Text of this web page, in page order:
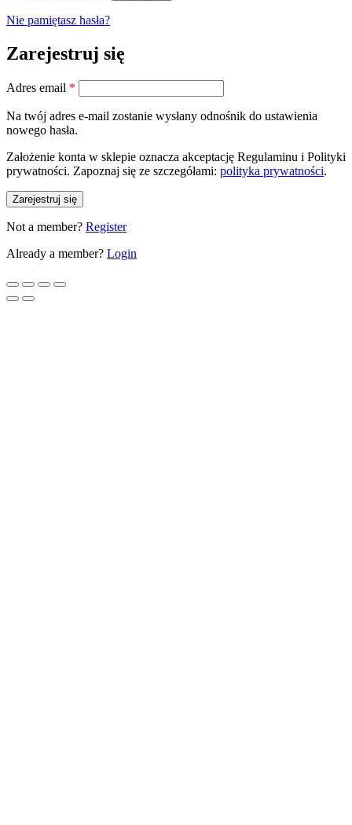
Nie pamiętasz hasła?
Zarejestruj się
Adres email *
Na twój adres e-mail zostanie wysłany odnośnik do ustawienia
nowego hasła.
Założenie konta w sklepie oznacza akceptację Regulaminu i Polityki
prywatności. Zapoznaj się ze szczegółami: polityka prywatności.
Zarejestruj się
Not a member? Register
Already a member? Login